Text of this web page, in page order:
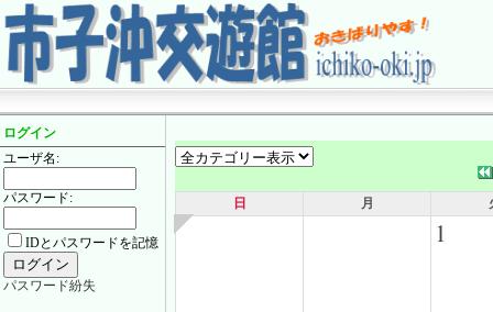
ログイン
ユーザ名:
パスワード:
IDとパスワードを記憶
パスワード紛失
日 月
1